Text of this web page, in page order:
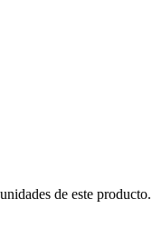
de este producto.